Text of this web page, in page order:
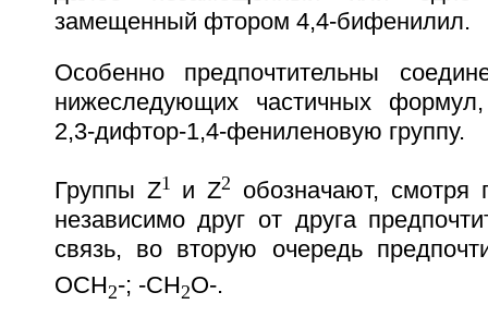
замещенный фтором 4,4-бифенилил.
Особенно предпочтительны
нижеследующих частичных
2,3-дифтор-1,4-фениленовую группу.
Группы Z1 и Z2
обозначают, смотря
независимо друг от друга
связь, во вторую очередь
OCH2-; -CH2O-.